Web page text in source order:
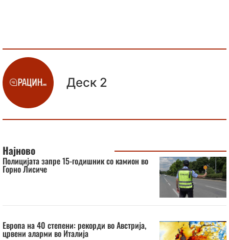
Деск 2
Најново
Полицијата запре 15-годишник со камион во
Горно Лисиче
Европа на 40 степени: рекорди во Австрија,
црвени аларми во Италија